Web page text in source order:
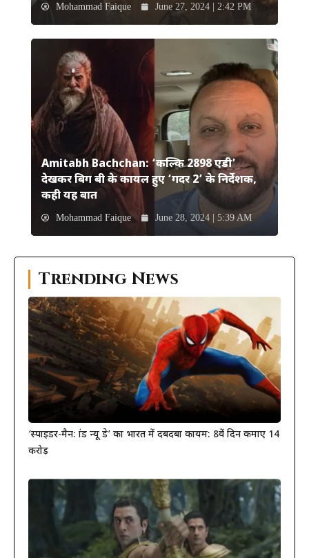
Mohammad Faique June 27, 2024 | 2:42 PM
Amitabh Bachchan: ‘कल्कि 2898 एडी’
देखकर बिग बी के कायल हुए ‘गदर 2’ के निर्देशक,
कही यह बात
Mohammad Faique June 28, 2024 | 5:39 AM
Trending News
‘स्पाइडर-मैन: ब्रांड न्यू डे’ का भारत में दबदबा कायम: 8वें दिन कमाए 14
करोड़